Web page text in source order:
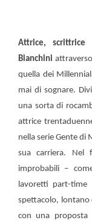
Attrice, scrittrice
Bianchini
quella dei
mai di sognare.
una sorta di
attrice
nella serie Gente di
sua carriera. Nel
improbabili –
lavoretti part-time
spettacolo, lontano
con una proposta